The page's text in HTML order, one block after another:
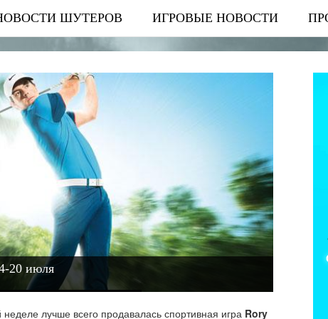
ШУТЕРОВ ИГРОВЫЕ НОВОСТИ
20 июля
лучше всего продавалась спортивная игра Rory